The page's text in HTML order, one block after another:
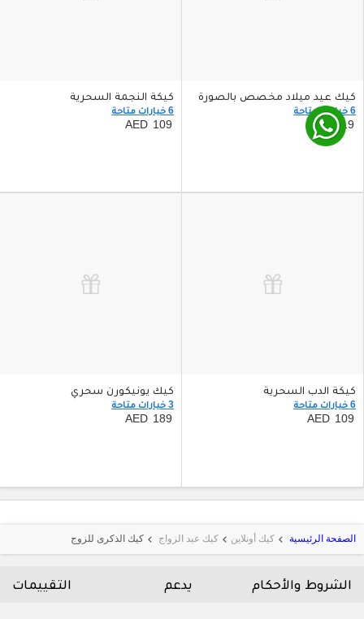
كيك عيد ميلاد مخصص بالصورة
6 خيارات متاحة
119
كيكة النجمة السحرية
6 خيارات متاحة
109
كيكة الدب السحرية
6 خيارات متاحة
109
كيك يونيكورن سحري
3 خيارات متاحة
189
الصفحة الرئيسية keyboard_arrow_left كيك أونلاين keyboard_arrow_left كيك عيد الزواج keyboard_arrow_left كيك الذكرى للزوج
الشروط والأحكام يدعم التقييمات